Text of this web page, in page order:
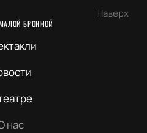
Наверх
БРОННОЙ
нас